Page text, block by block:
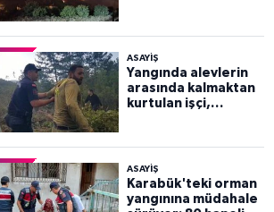
ASAYİŞ
Yangında alevlerin
arasında kalmaktan
kurtulan işçi,
panik yaşadı
ASAYİŞ
Karabük'teki orman
yangınına müdahale